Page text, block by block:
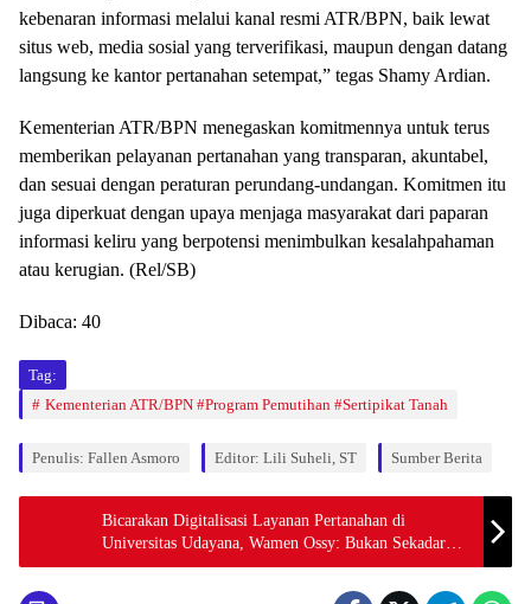
kebenaran informasi melalui kanal resmi ATR/BPN, baik lewat
situs web, media sosial yang terverifikasi, maupun dengan datang
langsung ke kantor pertanahan setempat,” tegas Shamy Ardian.
Kementerian ATR/BPN menegaskan komitmennya untuk terus
memberikan pelayanan pertanahan yang transparan, akuntabel,
dan sesuai dengan peraturan perundang-undangan. Komitmen itu
juga diperkuat dengan upaya menjaga masyarakat dari paparan
informasi keliru yang berpotensi menimbulkan kesalahpahaman
atau kerugian. (Rel/SB)
Dibaca: 40
Tag:
Kementerian ATR/BPN #Program Pemutihan #Sertipikat Tanah
Penulis: Fallen Asmoro Editor: Lili Suheli, ST Sumber Berita
Bicarakan Digitalisasi Layanan Pertanahan di
Universitas Udayana, Wamen Ossy: Bukan Sekadar
Ganti Dokumen Kertas ke Digital